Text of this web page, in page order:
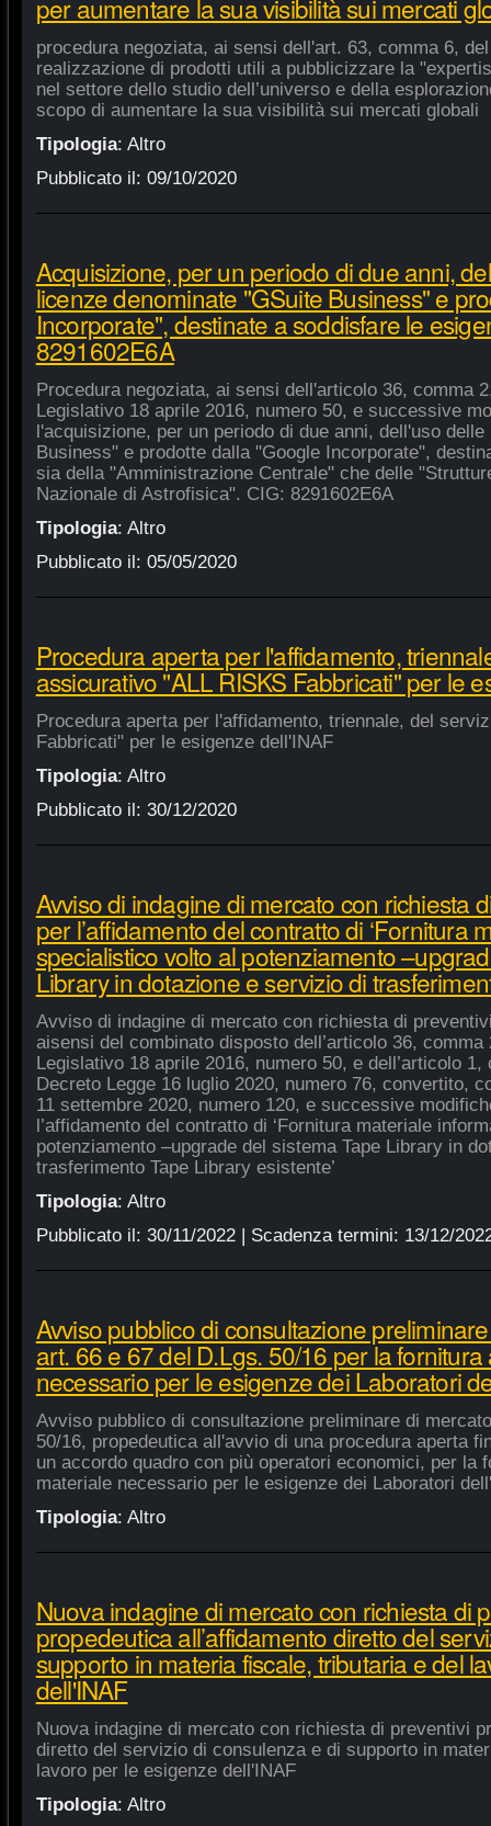
per aumentare la sua visibilità sui mercati
procedura negoziata, ai sensi dell'art. 63, comma 6,
realizzazione di prodotti utili a pubblicizzare la
nel settore dello studio dell’universo e della
scopo di aumentare la sua visibilità sui mercati globali
Tipologia: Altro
Pubblicato il: 09/10/2020
Acquisizione, per un periodo di due anni,
licenze denominate "GSuite Business" e
Incorporate", destinate a soddisfare le
8291602E6A
Procedura negoziata, ai sensi dell'articolo 36, comma
Legislativo 18 aprile 2016, numero 50, e successive
l'acquisizione, per un periodo di due anni, dell'uso
Business" e prodotte dalla "Google Incorporate",
sia della "Amministrazione Centrale" che delle
Nazionale di Astrofisica". CIG: 8291602E6A
Tipologia: Altro
Pubblicato il: 05/05/2020
Procedura aperta per l'affidamento,
assicurativo "ALL RISKS Fabbricati" per le
Procedura aperta per l'affidamento, triennale, del
Fabbricati" per le esigenze dell'INAF
Tipologia: Altro
Pubblicato il: 30/12/2020
Avviso di indagine di mercato con richiesta
per l’affidamento del contratto di ‘Fornitura
specialistico volto al potenziamento
Library in dotazione e servizio di
Avviso di indagine di mercato con richiesta di
aisensi del combinato disposto dell’articolo 36,
Legislativo 18 aprile 2016, numero 50, e dell’articolo
Decreto Legge 16 luglio 2020, numero 76, convertito,
11 settembre 2020, numero 120, e successive
l’affidamento del contratto di ‘Fornitura materiale
potenziamento –upgrade del sistema Tape Library in
trasferimento Tape Library esistente’
Tipologia: Altro
Pubblicato il: 30/11/2022| Scadenza termini: 13/12/
Avviso pubblico di consultazione
art. 66 e 67 del D.Lgs. 50/16 per la
necessario per le esigenze dei Laboratori
Avviso pubblico di consultazione preliminare di
50/16, propedeutica all'avvio di una procedura aperta
un accordo quadro con più operatori economici, per la
materiale necessario per le esigenze dei Laboratori
Tipologia: Altro
Nuova indagine di mercato con richiesta di
propedeutica all’affidamento diretto del
supporto in materia fiscale, tributaria e del
dell'INAF
Nuova indagine di mercato con richiesta di preventivi
diretto del servizio di consulenza e di supporto in
lavoro per le esigenze dell'INAF
Tipologia: Altro